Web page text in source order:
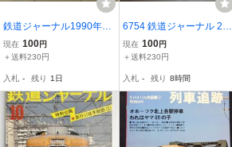
鉄道ジャーナル1990年1
月号 No.279
現在 100円
＋送料230円
入札 - 残り 1日
6754 鉄道ジャーナル 200
0年5月号 特集 JR気動車
の現勢力
現在 100円
＋送料230円
入札 - 残り 8時間